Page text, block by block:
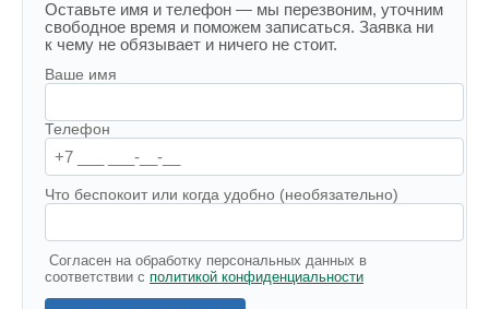
Оставьте имя и телефон — мы перезвоним, уточним
свободное время и поможем записаться. Заявка ни
к чему не обязывает и ничего не стоит.
Ваше имя
Телефон
Что беспокоит или когда удобно (необязательно)
Согласен на обработку персональных данных в
соответствии с политикой конфиденциальности